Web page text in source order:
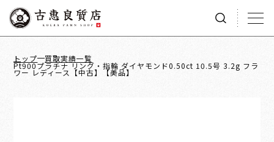
トップ 買取実績一覧
Pt900プラチナ リング・指輪 ダイヤモンド0.50ct 10.5号 3.2g フラ
ワー レディース【中古】【美品】